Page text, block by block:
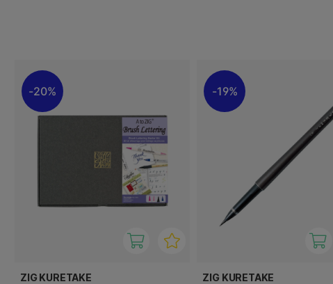
20%
ZIG KURETAKE
19%
ZIG KURETAKE